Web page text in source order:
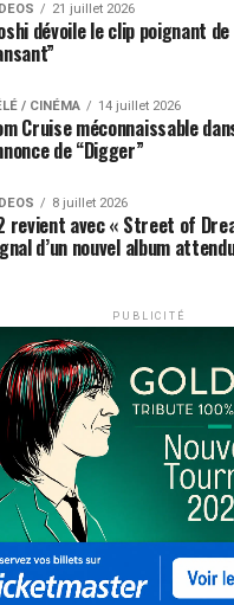
21 juillet 2026
dévoile le clip poignant
/ CINÉMA 14 juillet 2026
Cruise méconnaissable
de “Digger”
8 juillet 2026
revient avec « Street of
d’un nouvel album
PUBLICITÉ